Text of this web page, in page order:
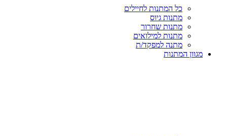
כל המתנות לחיילים
מתנות גיוס
מתנות שחרור
מתנות למילואים
מתנה למפקד/ת
מגוון המתנות